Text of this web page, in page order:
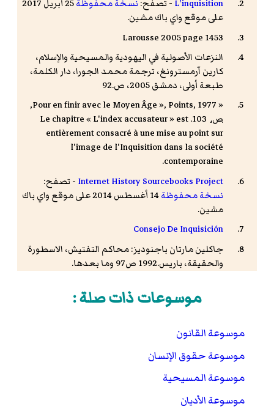
L'inquisition - تصفح: نسخة محفوظة
25 أبريل 2017
على موقع واي باك مشين.
Larousse 2005 page 1453
النزعات الأصولية في اليهودية والمسيحية والإسلام،
كارين آرمسترونغ، ترجمة محمد الجورا، دار الكلمة،
طبعة أولى، دمشق 2005، ص.92
« Pour en finir avec le Moyen Âge », Points, 1977,
ص.
103. Le chapitre « L'index accusateur » est
entièrement consacré à une mise au point sur
l'image de l'Inquisition dans la société
contemporaine.
Internet History Sourcebooks Project - تصفح:
نسخة محفوظة
14 أغسطس 2014 على موقع واي باك
مشين.
Consejo De Inquisición
جاكلين مارتان باجنوديز: محاكم التفتيش، الاسطورة
والحقيقة، باريس.1992 ص97 وما بعدها.
سبتمبر 2017 على موقع واي باك مشين.
Revision. 1999
Frontiers of Heresy: The Spanish
Inquisition from the Basque Lands to Sicily,
Cambridge 2003, p. 53.
موسوعات ذات صلة :
موسوعة القانون
موسوعة حقوق الإنسان
موسوعة المسيحية
موسوعة الأديان